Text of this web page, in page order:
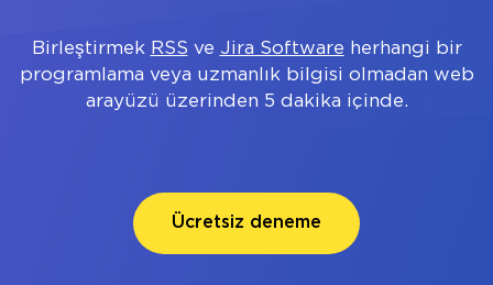
Birleştirmek RSS ve Jira Software herhangi bir
programlama veya uzmanlık bilgisi olmadan web
arayüzü üzerinden 5 dakika içinde.
Ücretsiz deneme